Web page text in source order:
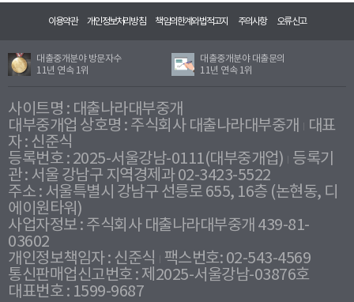
이용약관 개인정보처리방침 책임의한계와법적고지 주의사항 오류신고
대출중개분야 방문자수
11년 연속 1위
대출중개분야 대출문의
11년 연속 1위
사이트명 : 대출나라대부중개
대부중개업 상호명 : 주식회사 대출나라대부중개
대표
자 : 신준식
등록번호 : 2025-서울강남-0111(대부중개업) 등록기
관 : 서울 강남구 지역경제과 02-3423-5522
주소 : 서울특별시 강남구 선릉로 655, 16층 (논현동, 디
에이원타워)
사업자정보 : 주식회사 대출나라대부중개 439-81-
03602
개인정보책임자 : 신준식
팩스번호: 02-543-4569
통신판매업신고번호 : 제2025-서울강남-03876호
대표번호 : 1599-9687